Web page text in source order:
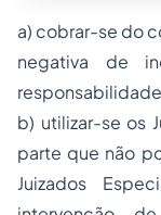
a) cobrar-se do
negativa de
b) utilizar-se os
parte que não
Juizados